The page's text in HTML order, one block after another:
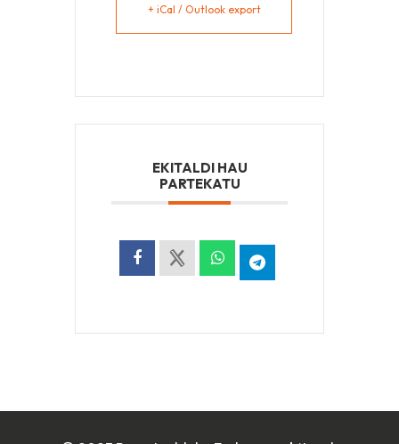
+ iCal / Outlook export
EKITALDI HAU
PARTEKATU